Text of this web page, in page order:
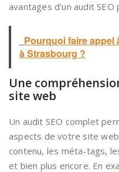
avantages d’un audit
Pourquoi faire appel
à Strasbourg ?
Une
site web
Un audit SEO complet
aspects de votre site
contenu, les méta-tags,
et bien plus encore. En